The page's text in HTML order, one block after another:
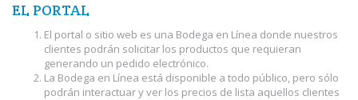
EL PORTAL
El portal o sitio web es una Bodega en Línea donde nuestros
clientes podrán solicitar los productos que requieran
generando un pedido electrónico.
La Bodega en Línea está disponible a todo público, pero sólo
podrán interactuar y ver los precios de lista aquellos clientes